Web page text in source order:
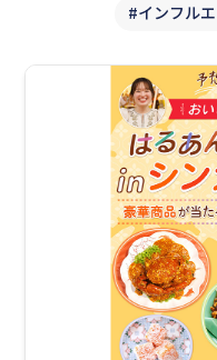
#インフル